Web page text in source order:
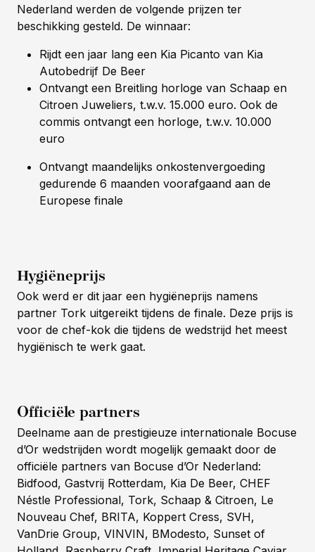
Nederland werden de volgende prijzen ter
beschikking gesteld. De winnaar:
Rijdt een jaar lang een Kia Picanto van Kia
Autobedrijf De Beer
Ontvangt een Breitling horloge van Schaap en
Citroen Juweliers, t.w.v. 15.000 euro. Ook de
commis ontvangt een horloge, t.w.v. 10.000
euro
Ontvangt maandelijks onkostenvergoeding
gedurende 6 maanden voorafgaand aan de
Europese finale
Hygiëneprijs
Ook werd er dit jaar een hygiëneprijs namens
partner Tork uitgereikt tijdens de finale. Deze prijs is
voor de chef-kok die tijdens de wedstrijd het meest
hygiënisch te werk gaat.
Officiële partners
Deelname aan de prestigieuze internationale Bocuse
d’Or wedstrijden wordt mogelijk gemaakt door de
officiële partners van Bocuse d’Or Nederland:
Bidfood, Gastvrij Rotterdam, Kia De Beer, CHEF
Néstle Professional, Tork, Schaap & Citroen, Le
Nouveau Chef, BRITA, Koppert Cress, SVH,
VanDrie Group, VINVIN, BModesto, Sunset of